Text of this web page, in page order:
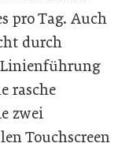
pro Tag. Auch
durch
rasche
zwei
Touchscreen